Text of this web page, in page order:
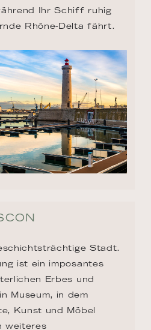
Ihr Schiff ruhig
Rhône-Delta fährt.
Stadt.
ist ein imposantes
Erbes und
Museum, in dem
Kunst und Möbel
weiteres